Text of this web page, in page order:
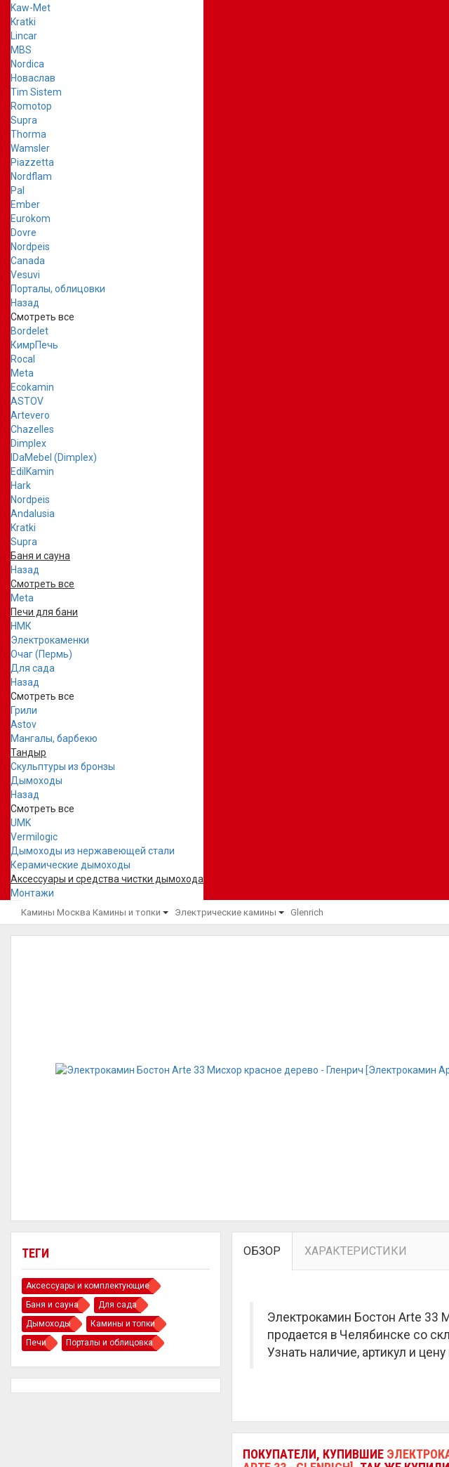
Kaw-Met
Kratki
Lincar
MBS
Nordica
Новаслав
Tim Sistem
Romotop
Supra
Thorma
Wamsler
Piazzetta
Nordflam
Pal
Ember
Eurokom
Dovre
Nordpeis
Canada
Vesuvi
Порталы, облицовки
Назад
Смотреть все
Bordelet
КимрПечь
Rocal
Meta
Ecokamin
ASTOV
Artevero
Chazelles
Dimplex
IDaMebel (Dimplex)
EdilKamin
Hark
Nordpeis
Andalusia
Kratki
Supra
Баня и сауна
Назад
Смотреть все
Meta
Печи для бани
НМК
Электрокаменки
Очаг (Пермь)
Для сада
Назад
Смотреть все
Грили
Astov
Мангалы, барбекю
Тандыр
Скульптуры из бронзы
Дымоходы
Назад
Смотреть все
UMK
Vermilogic
Дымоходы из нержавеющей стали
Керамические дымоходы
Аксессуары и средства чистки дымохода
Монтажи
Камины Москва Камины и топки Электрические камины Glenrich
ТЕГИ
Аксессуары и комплектующие
Баня и сауна
Для сада
Дымоходы
Камины и топки
Печи
Порталы и облицовка
ОБЗОР ХАРАКТЕРИСТИКИ
Электрокамин Бостон Arte 33
продается в Челябинске со
Узнать наличие, артикул и
ПОКУПАТЕЛИ, КУПИВШИЕ